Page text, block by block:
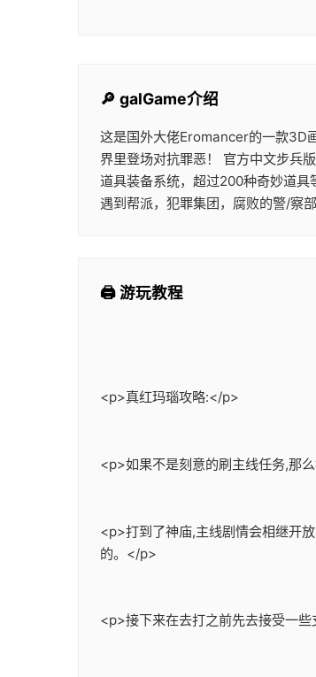
🔎 galGame介绍
这是国外大佬Eromancer的一款3D
界里登场对抗罪恶！ 官方中文步兵
道具装备系统，超过200种奇妙道
遇到帮派，犯罪集团，腐败的警/察
🖨️ 游玩教程
<p>真红玛瑙攻略:</p>
<p>如果不是刻意的刷主线任务,那
<p>打到了神庙,主线剧情会相继开
的。</p>
<p>接下来在去打之前先去接受一